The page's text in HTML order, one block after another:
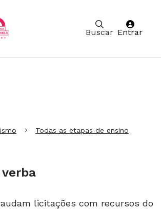
Buscar Entrar
Todas as etapas de ensino
verba
licitações com recursos do